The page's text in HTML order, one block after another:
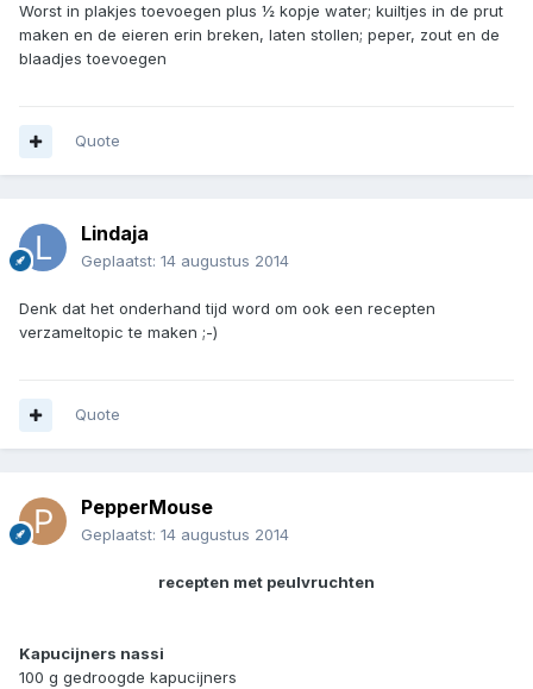
Worst in plakjes toevoegen plus ½ kopje water; kuiltjes in de prut
maken en de eieren erin breken, laten stollen; peper, zout en de
blaadjes toevoegen
Quote
Lindaja
Geplaatst: 14 augustus 2014
Denk dat het onderhand tijd word om ook een recepten
verzameltopic te maken ;-)
Quote
PepperMouse
Geplaatst: 14 augustus 2014
recepten met peulvruchten
Kapucijners nassi
100 g gedroogde kapucijners